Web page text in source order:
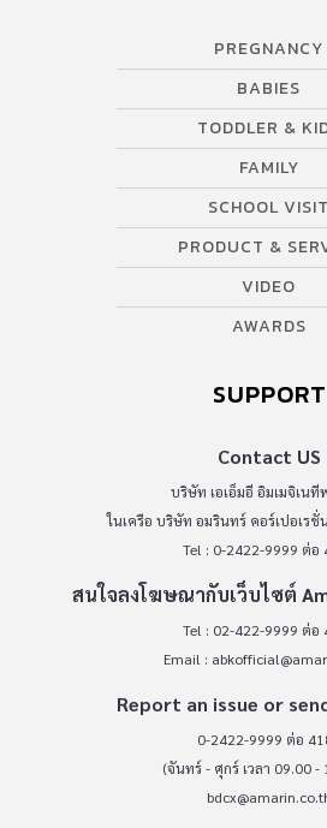
PREGNANCY
BABIES
TODDLER &
FAMILY
SCHOOL VISIT
PRODUCT &
VIDEO
AWARDS
SUPPORT
Contact US
บริษัท เอเอ็มอี อิมเมจิเนที
ในเครือ บริษัท อมรินทร์ คอร์เปอเร
Tel : 0-2422-9999 ต่อ
สนใจลงโฆษณากับเว็บไซต์
Tel : 02-422-9999 ต่อ
Email :
Report an issue or
0-2422-9999 ต่อ
(จันทร์ - ศุกร์ เวลา 09.00 -